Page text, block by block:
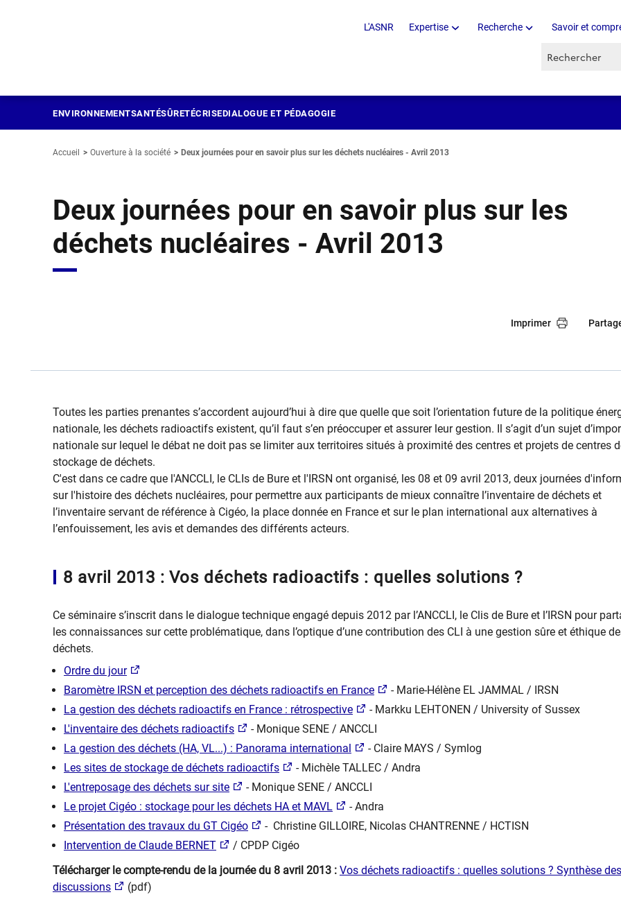
L'ASNR Expertise Recherche Savoir et
Recherche par
ENVIRONNEMENTSANTÉSÛRETÉCRISEDIALOGUE ET PÉDAGOGIE
Accueil Ouverture à la société Deux journées pour en savoir plus sur les déchets nucléaires - Avril 2013
Deux journées pour en savoir plus sur les
déchets nucléaires - Avril 2013
Imprimer
Toutes les parties prenantes s’accordent aujourd’hui à dire que quelle que soit l’orientation future de la politique
nationale, les déchets radioactifs existent, qu’il faut s’en préoccuper et assurer leur gestion. Il s’agit d’un sujet
nationale sur lequel le débat ne doit pas se limiter aux territoires situés à proximité des centres et projets de centres
stockage de déchets.
C'est dans ce cadre que l'ANCCLI, le CLIs de Bure et l'IRSN ont organisé, les 08 et 09 avril 2013, deux journées
sur l'histoire des déchets nucléaires, pour permettre aux participants de mieux connaître l’inventaire de déchets et
l’inventaire servant de référence à Cigéo, la place donnée en France et sur le plan international aux alternatives à
l’enfouissement, les avis et demandes des différents acteurs.
8 avril 2013 : Vos déchets radioactifs : quelles solutions ?
Ce séminaire s’inscrit dans le dialogue technique engagé depuis 2012 par l’ANCCLI, le Clis de Bure et l’IRSN pour
les connaissances sur cette problématique, dans l’optique d’une contribution des CLI à une gestion sûre et éthique
déchets.
Ordre du jour
Baromètre IRSN et perception des déchets radioactifs en France
- Marie-Hélène EL JAMMAL / IRSN
La gestion des déchets radioactifs en France : rétrospective
- Markku LEHTONEN / University of Sussex
L'inventaire des déchets radioactifs
- Monique SENE / ANCCLI
La gestion des déchets (HA, VL...) : Panorama international
- Claire MAYS / Symlog
Les sites de stockage de déchets radioactifs
- Michèle TALLEC / Andra
L'entreposage des déchets sur site
- Monique SENE / ANCCLI
Le projet Cigéo : stockage pour les déchets HA et MAVL
- Andra
Présentation des travaux du GT Cigéo
- Christine GILLOIRE, Nicolas CHANTRENNE / HCTISN
Intervention de Claude BERNET
/ CPDP Cigéo
Télécharger le compte-rendu de la journée du 8 avril 2013 : Vos déchets radioactifs : quelles solutions ? Synthèse des
discussions
(pdf)